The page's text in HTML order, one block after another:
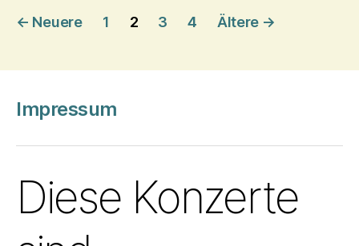
der
Beiträge
← Neuere 1 2 3 4 Ältere →
Impressum
Diese Konzerte